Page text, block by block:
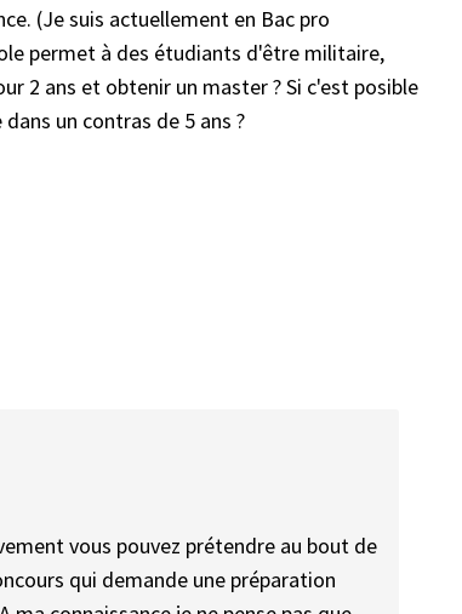
(Je suis actuellement en Bac pro
permet à des étudiants d'être militaire,
2 ans et obtenir un master ? Si c'est posible
un contras de 5 ans ?
vous pouvez prétendre au bout de
qui demande une préparation